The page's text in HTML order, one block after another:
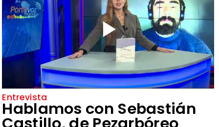
Entrevista
Hablamos con Sebastián